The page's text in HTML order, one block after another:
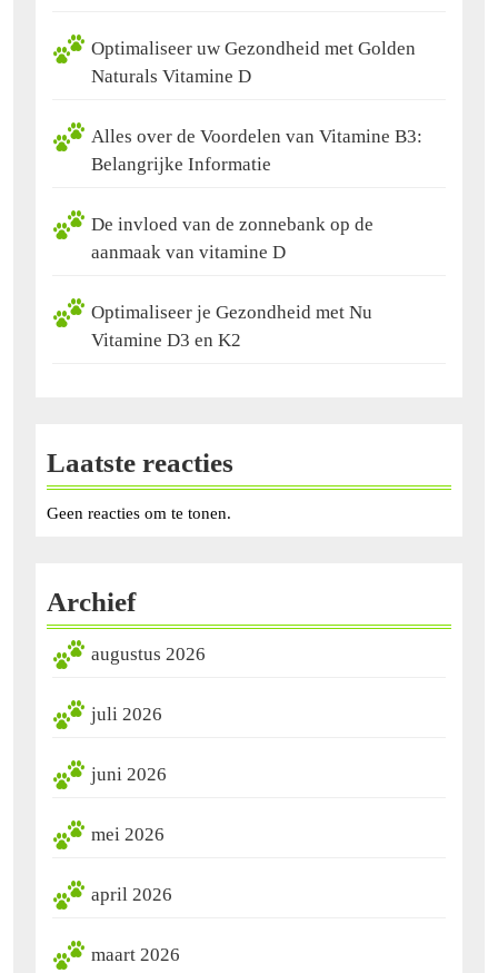
Optimaliseer uw Gezondheid met Golden
Naturals Vitamine D
Alles over de Voordelen van Vitamine B3:
Belangrijke Informatie
De invloed van de zonnebank op de
aanmaak van vitamine D
Optimaliseer je Gezondheid met Nu
Vitamine D3 en K2
Laatste reacties
Geen reacties om te tonen.
Archief
augustus 2026
juli 2026
juni 2026
mei 2026
april 2026
maart 2026